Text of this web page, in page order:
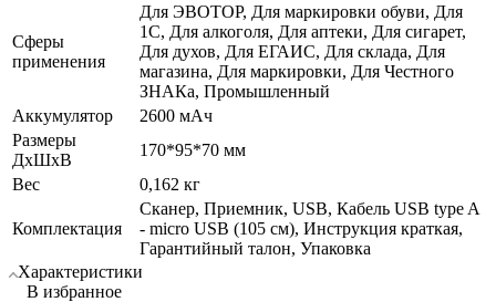
Сферы
применения
Для ЭВОТОР, Для маркировки обуви, Для
1С, Для алкоголя, Для аптеки, Для сигарет,
Для духов, Для ЕГАИС, Для склада, Для
магазина, Для маркировки, Для Честного
ЗНАКа, Промышленный
Аккумулятор
2600 мАч
Размеры
ДхШхВ
170*95*70 мм
Вес
0,162 кг
Комплектация
Сканер, Приемник, USB, Кабель USB type A
- micro USB (105 см), Инструкция краткая,
Гарантийный талон, Упаковка
Характеристики
В избранное